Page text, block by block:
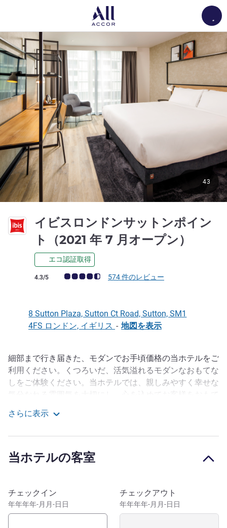
イビスロンドンサットンポイン
ト（2021 年 7 月オープン）
エコ認証取得
お客さまの声 (確認済みレビュー アコーホテルズ)
4.3/5 574 件のレビュー
43
8 Sutton Plaza, Sutton Ct Road, Sutton, SM1
4FS ロンドン, イギリス - 地図を表示
説明
細部まで行き届きた、モダンでお手頃価格の当ホテルをご
利用ください。くつろいだ、活気溢れるモダンなおもてな
しをご体験ください。当ホテルでは、親しみやすく幸せな
なししています。ホテルロビーから最上階まで、スタッフ
は清潔な環境を確保するために、昼夜を問わず、全力を尽
ます。どうぞお楽しみください。
with connecting trains from Sutton Station in just 30
minutes. It's also just 30 minutes' drive to Gatwick Airport,
and 45 to Heathrow, making it an ideal choice for a short
さらに表示
当ホテルの客室
このホテルを予約
チェックイン
年年年年-月月-日日
チェックアウト
年年年年-月月-日日